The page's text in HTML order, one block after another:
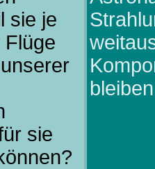
sie je
Flüge
sie